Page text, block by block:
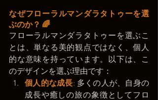
なぜフローラルマンダラタトゥーを選
ぶのか？ 🌈
フローラルマンダラタトゥーを選ぶこ
とは、単なる美的観点ではなく、個人
的な意味を持っています。以下は、こ
のデザインを選ぶ理由です：
個人的な成長: 多くの人が、自身の
成長や癒しの旅の象徴としてフロ